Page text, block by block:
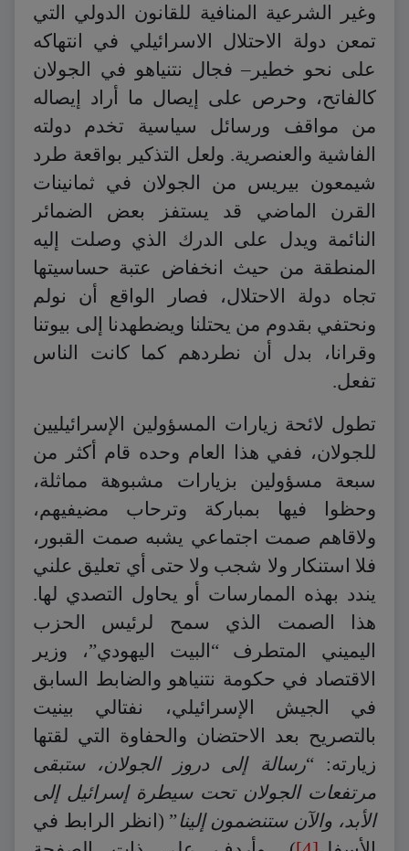
وغير الشرعية المنافية للقانون الدولي التي
تمعن دولة الاحتلال الاسرائيلي في انتهاكه
على نحو خطير– فجال نتنياهو في الجولان
كالفاتح، وحرص على إيصال ما أراد إيصاله
من مواقف ورسائل سياسية تخدم دولته
الفاشية والعنصرية. ولعل التذكير بواقعة طرد
شيمعون بيريس من الجولان في ثمانينات
القرن الماضي قد يستفز بعض الضمائر
النائمة ويدل على الدرك الذي وصلت إليه
المنطقة من حيث انخفاض عتبة حساسيتها
تجاه دولة الاحتلال، فصار الواقع أن نولم
ونحتفي بقدوم من يحتلنا ويضطهدنا إلى بيوتنا
وقرانا، بدل أن نطردهم كما كانت الناس
تفعل.
تطول لائحة زيارات المسؤولين الإسرائيليين
للجولان، ففي هذا العام وحده قام أكثر من
سبعة مسؤولين بزيارات مشبوهة مماثلة،
وحظوا فيها بمباركة وترحاب مضيفيهم،
ولاقاهم صمت اجتماعي يشبه صمت القبور،
فلا استنكار ولا شجب ولا حتى أي تعليق علني
يندد بهذه الممارسات أو يحاول التصدي لها.
هذا الصمت الذي سمح لرئيس الحزب
اليميني المتطرف “البيت اليهودي”، وزير
الاقتصاد في حكومة نتنياهو والضابط السابق
في الجيش الإسرائيلي، نفتالي بينيت
بالتصريح بعد الاحتضان والحفاوة التي لقتها
زيارته: “رسالة إلى دروز الجولان، ستبقى
مرتفعات الجولان تحت سيطرة إسرائيل إلى
الأبد، والآن ستنضمون إلينا” (انظر الرابط في